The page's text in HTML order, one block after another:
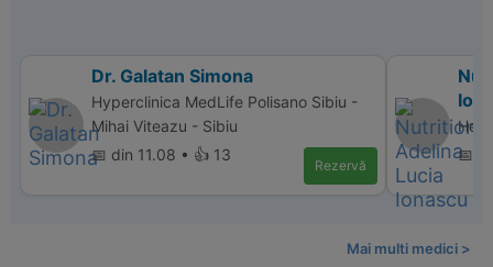
Dr. Galatan Simona
Hyperclinica MedLife Polisano Sibiu -
Mihai Viteazu - Sibiu
📅 din 11.08 • 👍 13
Rezervă
📅
Mai multi medici >